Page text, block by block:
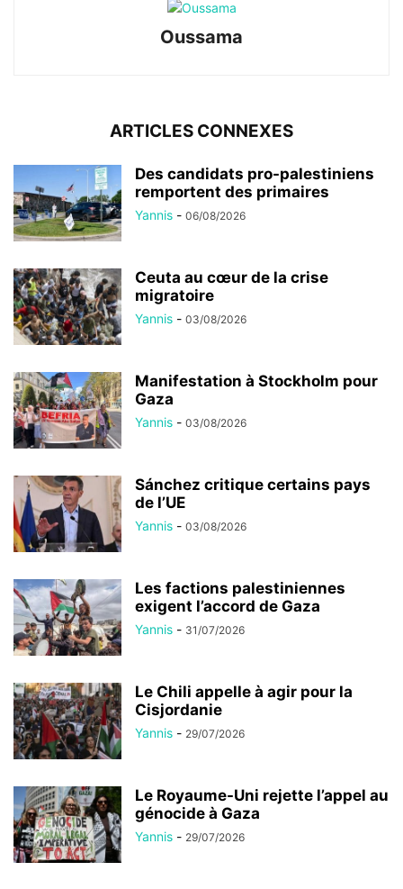
Oussama
ARTICLES CONNEXES
Des candidats pro-palestiniens
remportent des primaires
Yannis - 06/08/2026
Ceuta au cœur de la crise
migratoire
Yannis - 03/08/2026
Manifestation à Stockholm pour
Gaza
Yannis - 03/08/2026
Sánchez critique certains pays
de l’UE
Yannis - 03/08/2026
Les factions palestiniennes
exigent l’accord de Gaza
Yannis - 31/07/2026
Le Chili appelle à agir pour la
Cisjordanie
Yannis - 29/07/2026
Le Royaume-Uni rejette l’appel au
génocide à Gaza
Yannis - 29/07/2026